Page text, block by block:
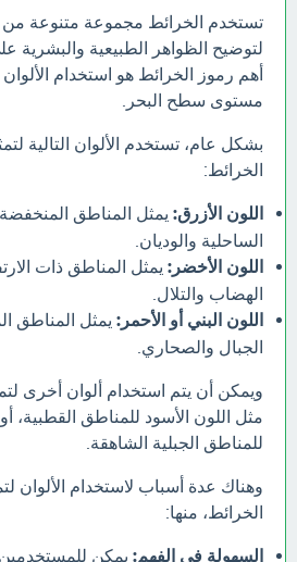
تستخدم الخرائط مجموعة متنوعة من
لتوضيح الظواهر الطبيعية
أهم رموز الخرائط هو استخدام الألوان
مستوى سطح البحر.
بشكل عام، تستخدم الألوان التالية
الخرائط:
اللون الأزرق: يمثل المناطق
الساحلية والوديان.
اللون الأخضر: يمثل المناطق ذات
الهضاب والتلال.
اللون البني أو الأحمر: يمثل المناطق
الجبال والصحاري.
ويمكن أن يتم استخدام ألوان أخرى
مثل اللون الأسود للمناطق القطبية،
للمناطق الجبلية الشاهقة.
وهناك عدة أسباب لاستخدام الألوان
الخرائط، منها:
السهولة في الفهم: يمكن